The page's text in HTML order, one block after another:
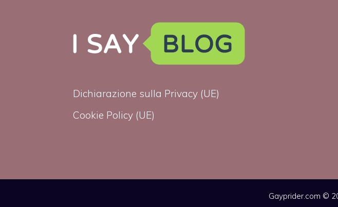
Dichiarazione sulla Privacy (UE)
Cookie Policy (UE)
Gayprider.com ©